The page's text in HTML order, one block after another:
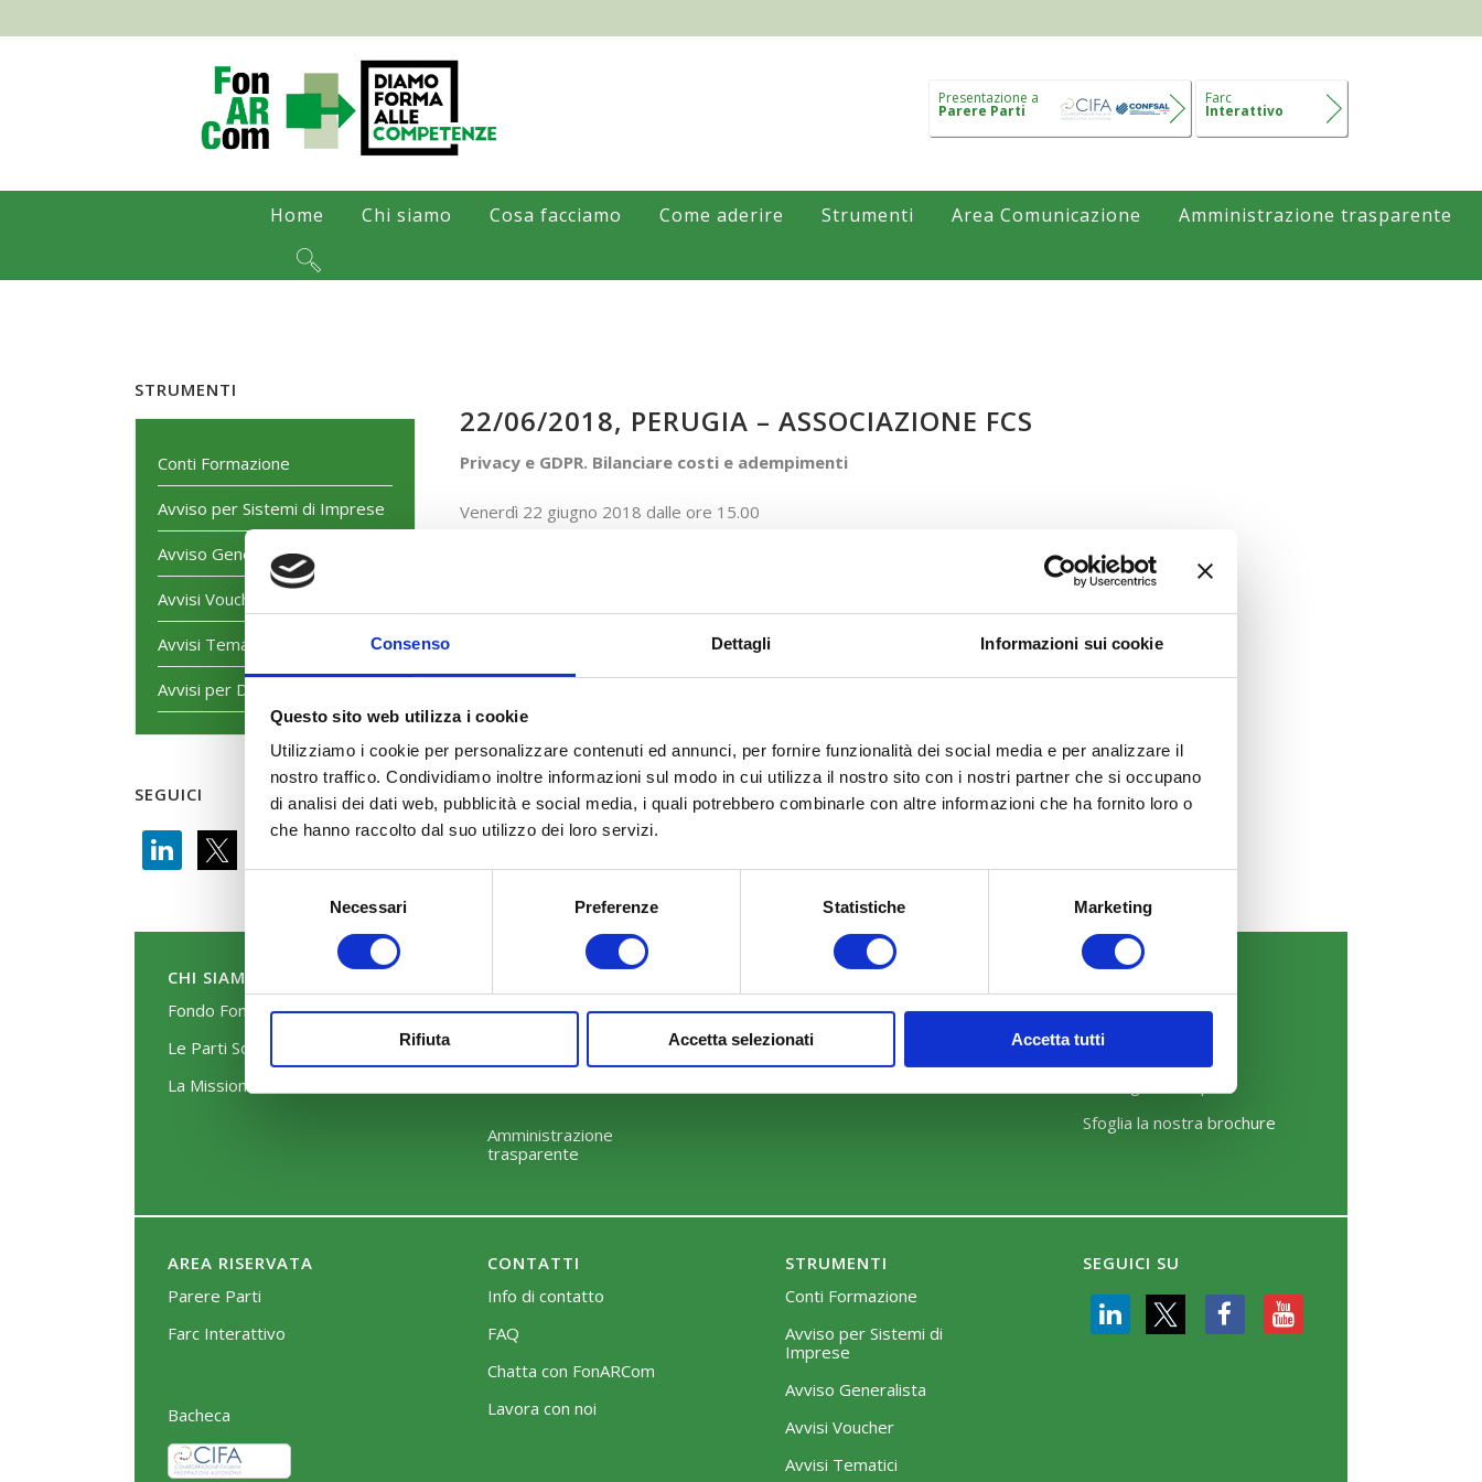
Consenso Dettagli Informazioni sui cookie
Questo sito web utilizza i cookie
Utilizziamo i cookie per personalizzare contenuti ed annunci, per fornire funzionalità dei social media e per analizzare il
nostro traffico. Condividiamo inoltre informazioni sul modo in cui utilizza il nostro sito con i nostri partner che si occupano
di analisi dei dati web, pubblicità e social media, i quali potrebbero combinarle con altre informazioni che ha fornito loro o
che hanno raccolto dal suo utilizzo dei loro servizi.
consenso
Necessari Preferenze Statistiche Marketing
Rifiuta Accetta selezionati Accetta tutti
Presentazione a
Parere Parti
Farc
Interattivo
Home Chi siamo Cosa facciamo Come aderire Strumenti Area Comunicazione Amministrazione trasparente
STRUMENTI
Conti Formazione
Avviso per Sistemi di Imprese
Avviso Generalista
Avvisi Voucher
Avvisi Tematici
Avvisi per Dirigenti
SEGUICI
22/06/2018, PERUGIA – ASSOCIAZIONE FCS
Privacy e GDPR. Bilanciare costi e adempimenti
Venerdì 22 giugno 2018 dalle ore 15.00
CHI SIAMO
Fondo FonARCom
Le Parti Sociali
La Mission
COSA FACCIAMO
Perché scegliere FonARCom
Amministrazione
trasparente
COME ADERIRE
Modalità di adesione
Mobilità e Portabilità
COMUNICAZIONI
News
Eventi
Sfoglia la nostra brochure
AREA RISERVATA
Parere Parti
Farc Interattivo
Bacheca
CONTATTI
Info di contatto
FAQ
Chatta con FonARCom
Lavora con noi
STRUMENTI
Conti Formazione
Avviso per Sistemi di
Imprese
Avviso Generalista
Avvisi Voucher
Avvisi Tematici
SEGUICI SU